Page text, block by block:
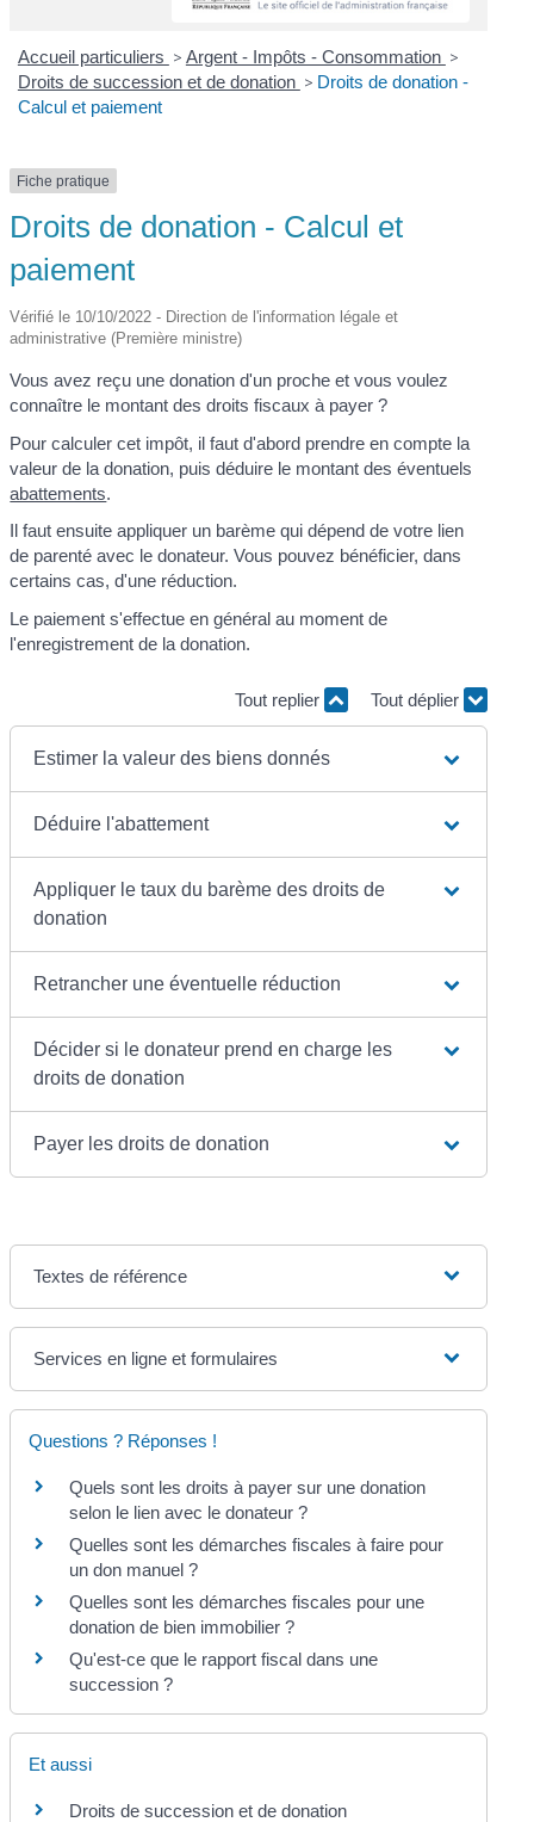
Accueil particuliers > Argent - Impôts - Consommation >
Droits de succession et de donation > Droits de donation -
Calcul et paiement
Fiche pratique
Droits de donation - Calcul et
paiement
Vérifié le 10/10/2022 - Direction de l'information légale et
administrative (Première ministre)
Vous avez reçu une donation d'un proche et vous voulez
connaître le montant des droits fiscaux à payer ?
Pour calculer cet impôt, il faut d'abord prendre en compte la
valeur de la donation, puis déduire le montant des éventuels
abattements.
Il faut ensuite appliquer un barème qui dépend de votre lien
de parenté avec le donateur. Vous pouvez bénéficier, dans
certains cas, d'une réduction.
Le paiement s'effectue en général au moment de
l'enregistrement de la donation.
Tout replier Tout déplier
Estimer la valeur des biens donnés
Déduire l'abattement
Appliquer le taux du barème des droits de
donation
Retrancher une éventuelle réduction
Décider si le donateur prend en charge les
droits de donation
Payer les droits de donation
Textes de référence
Services en ligne et formulaires
Questions ? Réponses !
Quels sont les droits à payer sur une donation
selon le lien avec le donateur ?
Quelles sont les démarches fiscales à faire pour
un don manuel ?
Quelles sont les démarches fiscales pour une
donation de bien immobilier ?
Qu'est-ce que le rapport fiscal dans une
succession ?
Et aussi
Droits de succession et de donation